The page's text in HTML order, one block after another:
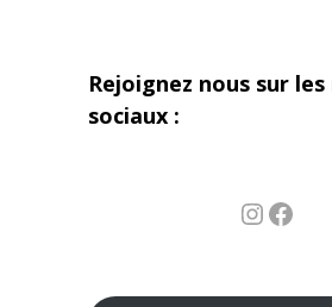
Rejoignez nous sur
sociaux :
InstagramFacebook